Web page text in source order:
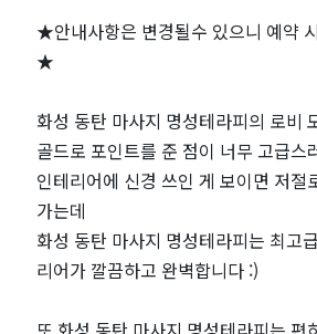
테
라
피"｜
근
처
인
★안내사항은 변경될수 있으니 예약
★
화성 동탄 마사지 명성테라피의 로비
골드로 포인트를 준 점이 너무 고급스
인테리어에 신경 쓰인 게 보이면 저절
가는데
화성 동탄 마사지 명성테라피는 최고
리어가 깔끔하고 완벽합니다 :)